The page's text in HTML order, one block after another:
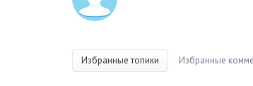
Избранные топики Избранные